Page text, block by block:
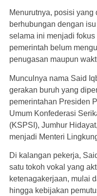
Menurutnya, posisi
berhubungan dengan
selama ini menjadi
pemerintah belum
penugasan maupun
Munculnya nama Said
gerakan buruh yang
pemerintahan Presiden
Umum Konfederasi
(KSPSI), Jumhur
menjadi Menteri
Di kalangan pekerja,
satu tokoh vokal yang
ketenagakerjaan, mulai
hingga kebijakan